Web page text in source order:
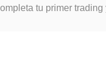
tu primer